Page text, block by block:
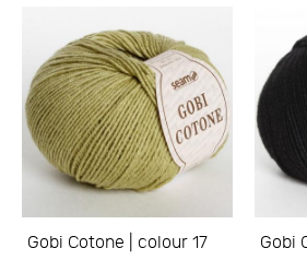
Gobi Cotone | colour 17
Gobi